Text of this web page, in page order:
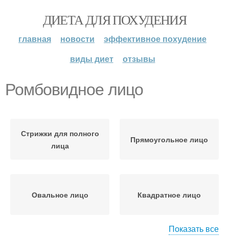
ДИЕТА ДЛЯ ПОХУДЕНИЯ
главная новости
эффективное похудение
виды диет
отзывы
Ромбовидное лицо
Стрижки для полного
лица
Прямоугольное лицо
Овальное лицо Квадратное лицо
Показать все